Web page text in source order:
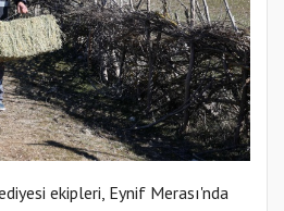
ekipleri, Eynif Merası'nda